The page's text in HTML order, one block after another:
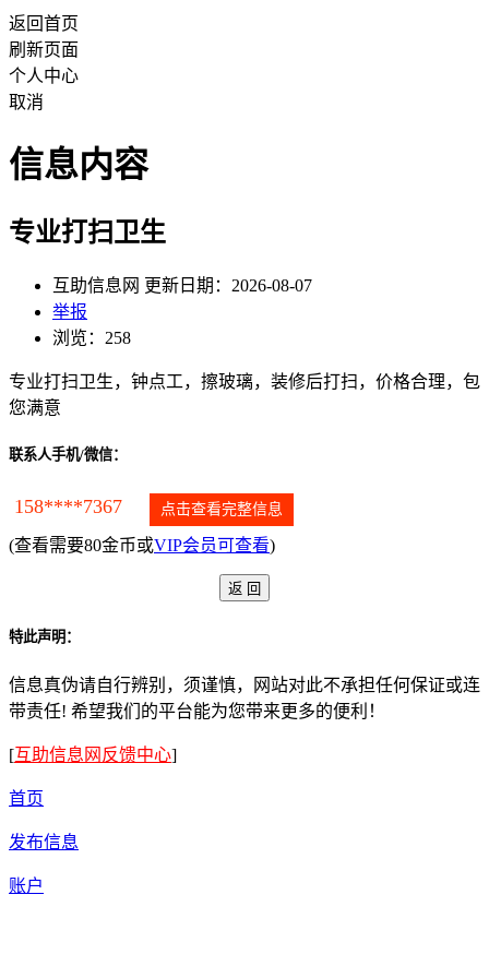
返回首页
刷新页面
个人中心
取消
信息内容
专业打扫卫生
互助信息网 更新日期：2026-08-07
举报
浏览：258
专业打扫卫生，钟点工，擦玻璃，装修后打扫，价格合理，包
您满意
联系人手机/微信：
158****7367 点击查看完整信息
(查看需要80金币或VIP会员可查看)
特此声明：
信息真伪请自行辨别，须谨慎，网站对此不承担任何保证或连
带责任! 希望我们的平台能为您带来更多的便利！
[互助信息网反馈中心]
首页
发布信息
账户